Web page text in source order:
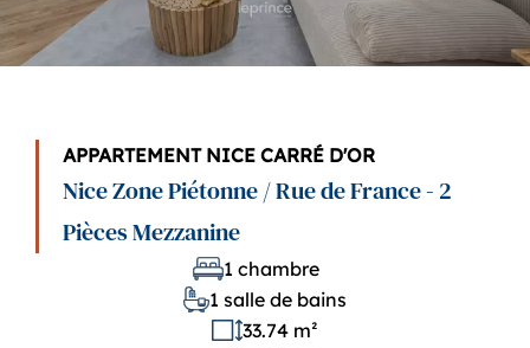
APPARTEMENT NICE CARRÉ D'OR
Nice Zone Piétonne / Rue de France - 2
Pièces Mezzanine
1 chambre
1 salle de bains
33.74 m²